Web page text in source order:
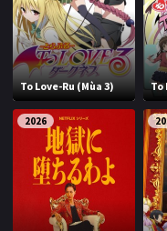
To Love-Ru (Mùa 3) To
2026